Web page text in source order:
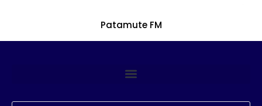
Patamute FM